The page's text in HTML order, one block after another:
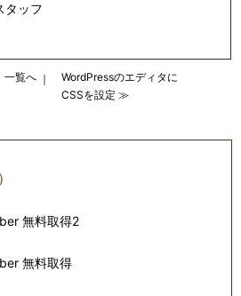
ッフ
一覧へ ｜
WordPressのエディタに
CSSを設定 ≫
無料取得2
無料取得